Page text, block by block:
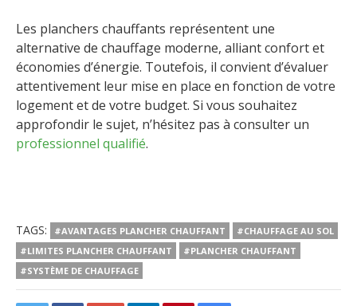
Les planchers chauffants représentent une
alternative de chauffage moderne, alliant confort et
économies d’énergie. Toutefois, il convient d’évaluer
attentivement leur mise en place en fonction de votre
logement et de votre budget. Si vous souhaitez
approfondir le sujet, n’hésitez pas à consulter un
professionnel qualifié.
TAGS: #AVANTAGES PLANCHER CHAUFFANT
#CHAUFFAGE AU SOL
#LIMITES PLANCHER CHAUFFANT
#PLANCHER CHAUFFANT
#SYSTÈME DE CHAUFFAGE